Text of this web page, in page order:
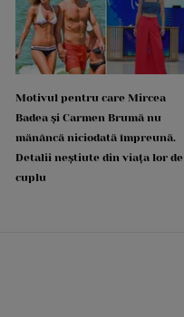
Motivul pentru care Mircea
Badea și Carmen Brumă nu
mănâncă niciodată împreună.
Detalii neștiute din viața lor de
cuplu